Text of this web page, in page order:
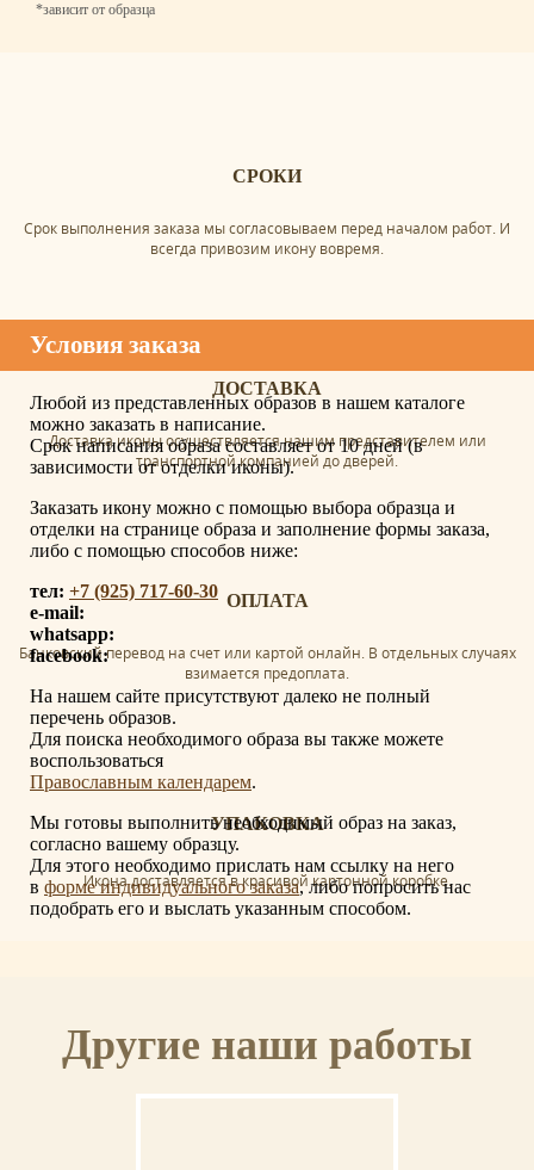
*зависит от образца
СРОКИ
Срок выполнения заказа мы согласовываем перед началом работ. И
всегда привозим икону вовремя.
ДОСТАВКА
Доставка иконы осуществляется нашим представителем или
транспортной компанией до дверей.
ОПЛАТА
Банковский перевод на счет или картой онлайн. В отдельных случаях
взимается предоплата.
УПАКОВКА
Икона доставляется в красивой картонной коробке.
отделки иконы.
Условия заказа
Любой из представленных образов в нашем каталоге
можно заказать в написание.
Срок написания образа составляет от 10 дней (в
зависимости от отделки иконы).
Заказать икону можно с помощью выбора образца и
отделки на странице образа и заполнение формы заказа,
либо с помощью способов ниже:
тел: +7 (925) 717-60-30
e-mail:
whatsapp:
facebook:
На нашем сайте присутствуют далеко не полный
перечень образов.
Для поиска необходимого образа вы также можете
воспользоваться
Православным календарем.
Мы готовы выполнить необходимый образ на заказ,
согласно вашему образцу.
Для этого необходимо прислать нам ссылку на него
в форме индивидуального заказа, либо попросить нас
подобрать его и выслать указанным способом.
Другие наши работы